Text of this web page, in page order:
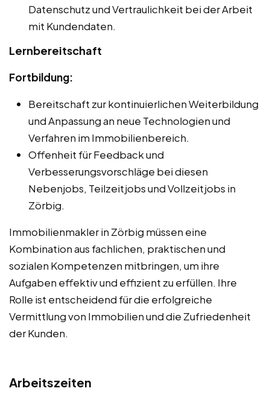
Datenschutz und Vertraulichkeit bei der Arbeit
mit Kundendaten.
Lernbereitschaft
Fortbildung:
Bereitschaft zur kontinuierlichen Weiterbildung
und Anpassung an neue Technologien und
Verfahren im Immobilienbereich.
Offenheit für Feedback und
Verbesserungsvorschläge bei diesen
Nebenjobs, Teilzeitjobs und Vollzeitjobs in
Zörbig.
Immobilienmakler in Zörbig müssen eine
Kombination aus fachlichen, praktischen und
sozialen Kompetenzen mitbringen, um ihre
Aufgaben effektiv und effizient zu erfüllen. Ihre
Rolle ist entscheidend für die erfolgreiche
Vermittlung von Immobilien und die Zufriedenheit
der Kunden.
Arbeitszeiten